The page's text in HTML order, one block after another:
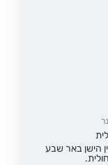
הישן באר שבע